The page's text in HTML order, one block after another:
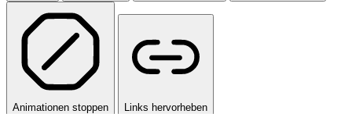
Animationen stoppen Links hervorheben